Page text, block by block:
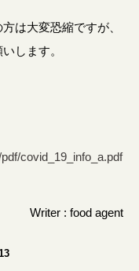
は大変恐縮ですが、
します。
covid_19_info_a.pdf
Writer : food agent